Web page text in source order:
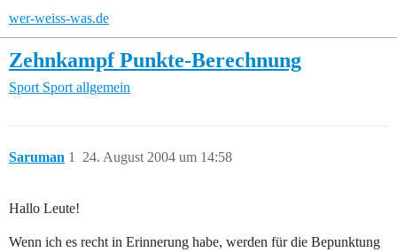
wer-weiss-was.de
Zehnkampf Punkte-Berechnung
Sport Sport allgemein
Saruman 24. August 2004 um 14:58
1
Hallo Leute!
Wenn ich es recht in Erinnerung habe, werden für die Bepunktung